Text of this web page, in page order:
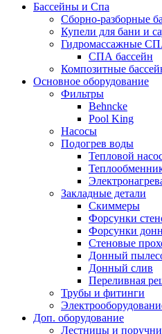
Бассейны и Спа
Сборно-разборные
Купели для бани и
Гидромассажные
СПА бассейн
Композитные
Основное оборудование
Фильтры
Behncke
Pool King
Насосы
Подогрев воды
Тепловой
Закладные детали
Скиммеры
Форсунки
Форсунки
Стеновые
Донный
Донный слив
Переливная
Трубы и фитинги
Доп. оборудование
Лестницы и поручни